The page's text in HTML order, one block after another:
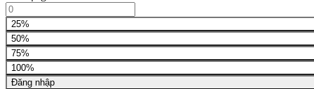
25%
50%
75%
100%
Đăng nhập